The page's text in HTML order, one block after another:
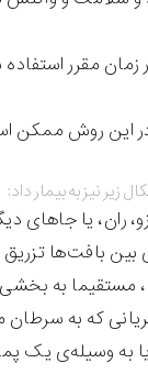
زمان مقرر
این روش ممکن
زیر نیز به بیمار داد:
ران، یا جاهای
بین بافت‌ها
به بخشی
که به
به وسیله‌ی یک